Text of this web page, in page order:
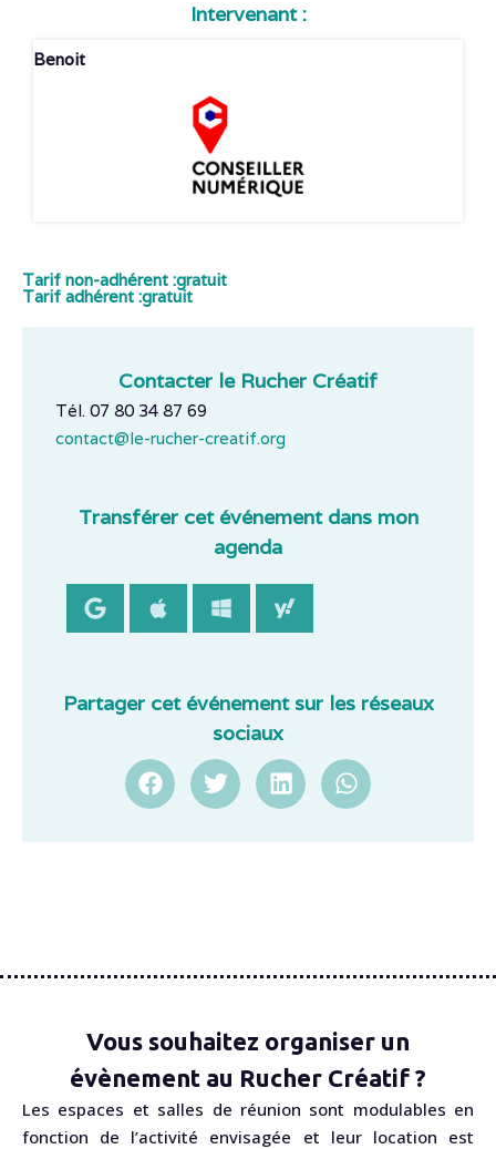
Intervenant :
Benoit
Tarif non-adhérent :gratuit
Tarif adhérent :gratuit
Contacter le Rucher Créatif
Tél. 07 80 34 87 69
contact@le-rucher-creatif.org
Transférer cet événement dans mon
agenda
Partager cet événement sur les réseaux
sociaux
Vous souhaitez organiser un
évènement au Rucher Créatif ?
Les espaces et salles de réunion sont modulables en
fonction de l’activité envisagée et leur location est